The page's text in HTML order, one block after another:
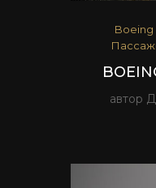
Boeing
автор